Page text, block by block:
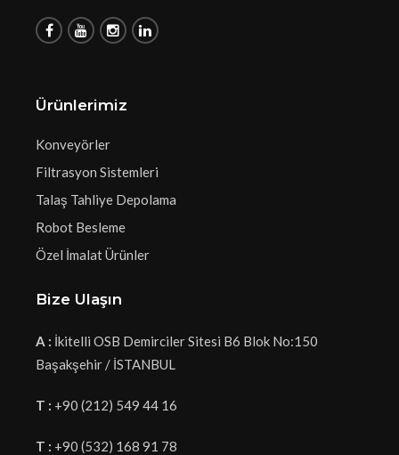
Ürünlerimiz
Konveyörler
Filtrasyon Sistemleri
Talaş Tahliye Depolama
Robot Besleme
Özel İmalat Ürünler
Bize Ulaşın
A : İkitelli OSB Demirciler Sitesi B6 Blok No:150
Başakşehir / İSTANBUL
T : +90 (212) 549 44 16
T : +90 (532) 168 91 78